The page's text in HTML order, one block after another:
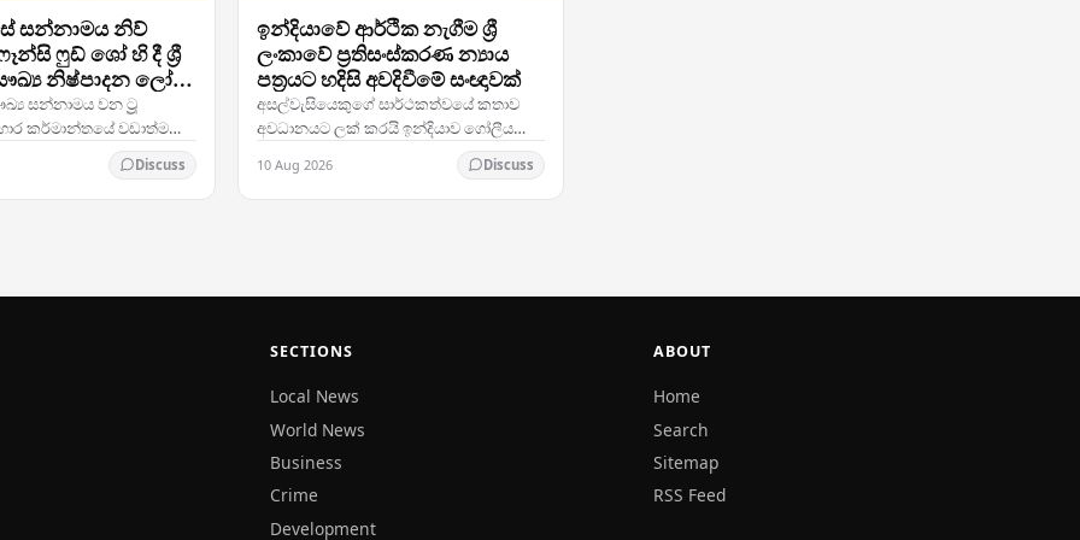
සන්නාමය නිව්
ෆුඩ් ශෝ හි දී ශ්‍රී
නිෂ්පාදන ලෝක
ඉදිරිපත් කරයි
සන්නාමය වන ට්‍රූ
කර්මාන්තයේ වඩාත්ම
එකක් වන නිව්
සමර් ෆෑන්සි ෆුඩ් ශෝ හි දී
Discuss
ඉන්දියාවේ ආර්ථික නැගීම ශ්‍රී
ලංකාවේ ප්‍රතිසංස්කරණ න්‍යාය
පත්‍රයට හදිසි අවදිවීමේ සංඥාවක්
අසල්වැසියෙකුගේ සාර්ථකත්වයේ කතාව
අවධානයට ලක් කරයි ඉන්දියාව ගෝලීය
වේදිකාවේ සිය ආශ්චර්යමත් ආර්ථික නැගීම
අඛණ්ඩව ඉදිරියට ගෙන යන අතර, ශ්‍රී ලංකාව
දැන් තීරණාත්මක…
10 Aug 2026 Discuss
SECTIONS
Local News
World News
Business
Crime
Development
ABOUT
Home
Search
Sitemap
RSS Feed